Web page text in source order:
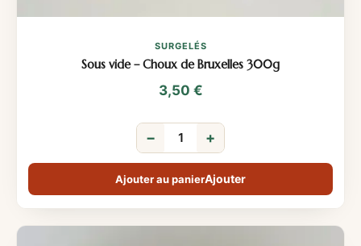
SURGELÉS
Sous vide – Choux de Bruxelles 300g
3,50 €
− +
Ajouter au panier